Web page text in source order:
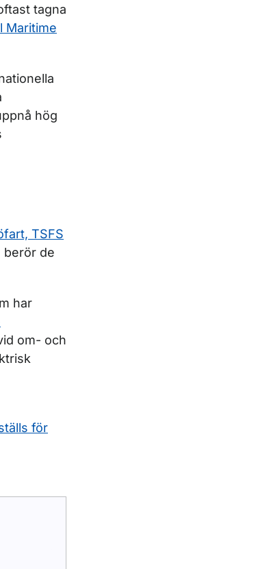
tagna
Maritime
hög
TSFS
berör de
har
om- och
för